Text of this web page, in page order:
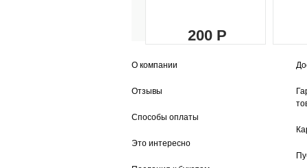
200
О компании
Отзывы
Способы оплаты
Это интересно